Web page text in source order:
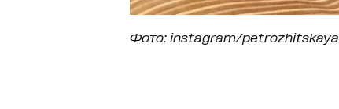
Фото: instagram/petrozhitskaya